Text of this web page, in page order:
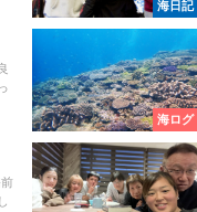
海日記
海ログ